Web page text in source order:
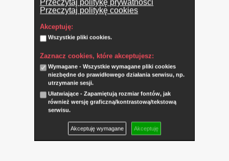
Przeczytaj politykę prywatności
Przeczytaj politykę cookies
Akceptuję:
Wszystkie pliki cookies.
Zaznacz cookies, które akceptujesz:
Wymagane - Wszystkie wymagane pliki cookies
niezbędne do prawidłowego działania serwisu, np.
utrzymanie sesji.
Ułatwiające - Zapamiętują rozmiar fontów, jak
również wersję graficzną/kontrastową/tekstową
serwisu.
Akceptuję wymagane Akceptuję